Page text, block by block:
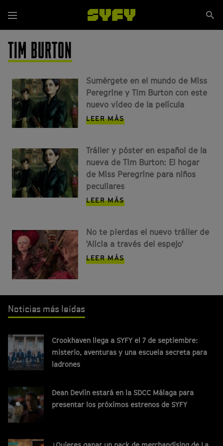
contenido
principal
Menú
TIM BURTON
Sumérgete en el mundo de Miss
Peregrine y Tim Burton con este
nuevo vídeo de la película
LEER MÁS
Tráiler y póster en español de la
nueva de Tim Burton: El hogar
de Miss Peregrine para niños
peculiares
LEER MÁS
No te pierdas el nuevo tráiler de
'Alicia a través del espejo'
LEER MÁS
Noticias más leídas
Crookhaven llega a SYFY el 7 de septiembre:
misterio, aventuras y una escuela secreta para
ladrones
Dean Devlin estará en la SDCC Málaga para
presentar los próximos estrenos de SYFY